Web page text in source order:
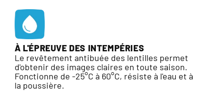
À L'ÉPREUVE DES INTEMPÉRIES
Le revêtement antibuée des lentilles permet
d'obtenir des images claires en toute saison.
Fonctionne de -25°C à 60°C, résiste à l'eau et à
la poussière.